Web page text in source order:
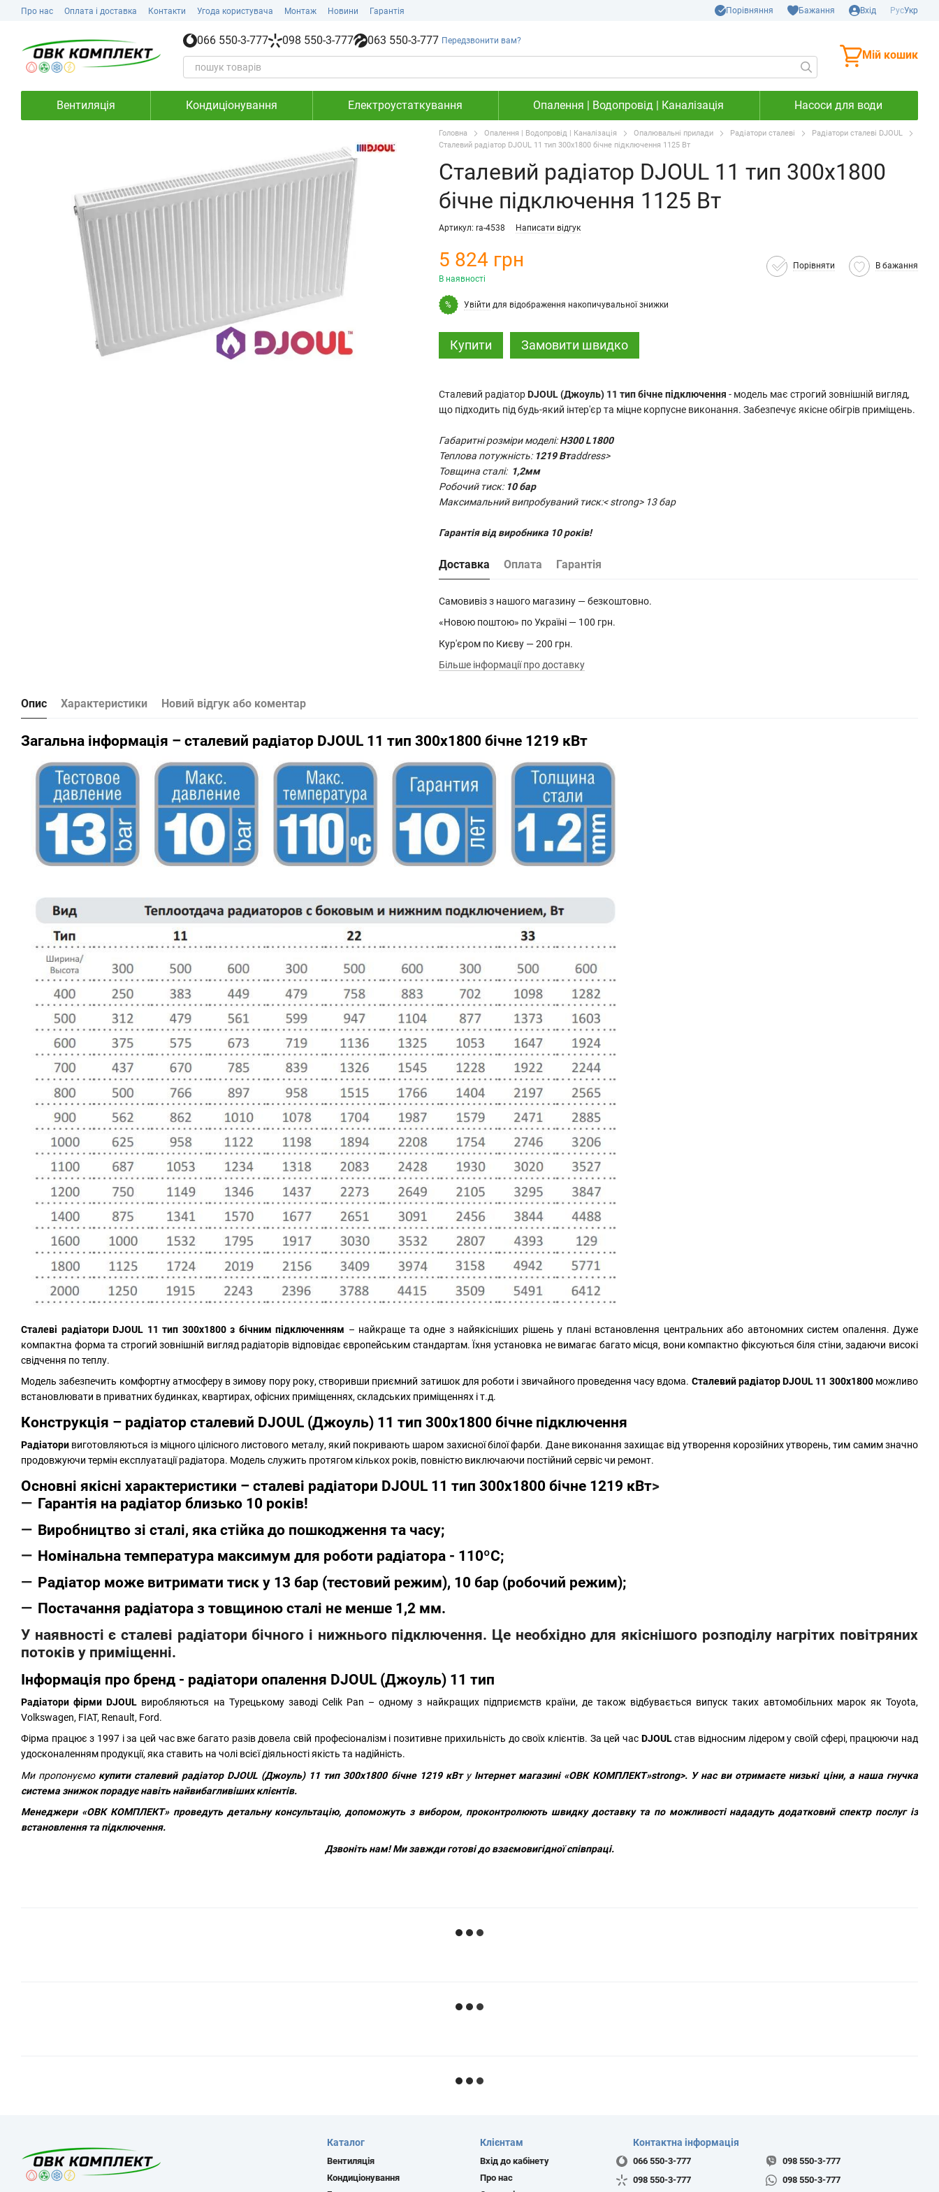
Перейти до основного контенту
Про нас Оплата і доставка Контакти Угода користувача Монтаж Новини Гарантія Порівняння Бажання Вхід РусУкр
066 550-3-777 098 550-3-777 063 550-3-777 Передзвонити вам?
Мій кошик
Вентиляція Кондиціонування Електроустаткування Опалення | Водопровід | Каналізація Насоси для води
Головна Опалення | Водопровід | Каналізація Опалювальні прилади Радіатори сталеві
Радіатори сталеві DJOUL
Сталевий радіатор DJOUL 11 тип 300х1800 бічне підключення 1125 Вт
Сталевий радіатор DJOUL 11 тип 300х1800
бічне підключення 1125 Вт
Артикул: ra-4538 Написати відгук
5 824 грн
В наявності
Порівняти В бажання
% Увійти для відображення накопичувальної знижки
Купити Замовити швидко
Сталевий радіаторDJOUL (Джоуль) 11 тип бічне підключення - модель має строгий зовнішній вигляд,
що підходить під будь-який інтер'єр та міцне корпусне виконання. Забезпечує якісне обігрів приміщень.
Габаритні розміри моделі: H300 L1800
Теплова потужність:1219 Втaddress>
Товщина сталі: 1,2мм
Робочий тиск:10 бар
Максимальний випробуваний тиск:< strong> 13 бар
Гарантія від виробника 10 років!
Доставка Оплата Гарантія
Самовивіз з нашого магазину — безкоштовно.
«Новою поштою» по Україні — 100 грн.
Кур'єром по Києву — 200 грн.
Більше інформації про доставку
Опис Характеристики Новий відгук або коментар
Загальна інформація – сталевий радіатор DJOUL 11 тип 300х1800 бічне 1219 кВт
Сталеві радіаториDJOUL 11 тип 300х1800 з бічним підключенням – найкраще та одне з найякісніших рішень у плані встановлення центральних або автономних систем опалення. Дуже
компактна форма та строгий зовнішній вигляд радіаторів відповідає європейським стандартам. Їхня установка не вимагає багато місця, вони компактно фіксуються біля стіни, задаючи високі
свідчення по теплу.
Модель забезпечить комфортну атмосферу в зимову пору року, створивши приємний затишок для роботи і звичайного проведення часу вдома. Сталевий радіатор DJOUL 11 300х1800можливо
встановлювати в приватних будинках, квартирах, офісних приміщеннях, складських приміщеннях і т.д.
Конструкція – радіатор сталевий DJOUL (Джоуль) 11 тип 300х1800 бічне підключення
Радіатори виготовляються із міцного цілісного листового металу, який покривають шаром захисної білої фарби. Дане виконання захищає від утворення корозійних утворень, тим самим значно
продовжуючи термін експлуатації радіатора. Модель служить протягом кількох років, повністю виключаючи постійний сервіс чи ремонт.
Основні якісні характеристики – сталеві радіатори DJOUL 11 тип 300х1800 бічне 1219 кВт>
Гарантія на радіатор близько 10 років!
Виробництво зі сталі, яка стійка до пошкодження та часу;
Номінальна температура максимум для роботи радіатора - 110ºС;
Радіатор може витримати тиск у 13 бар (тестовий режим), 10 бар (робочий режим);
Постачання радіатора з товщиною сталі не менше 1,2 мм.
У наявності є сталеві радіатори бічного і нижнього підключення. Це необхідно для якіснішого розподілу нагрітих повітряних
потоків у приміщенні.
Інформація про бренд - радіатори опалення DJOUL (Джоуль) 11 тип
Радіатори фірми DJOUL виробляються на Турецькому заводі Celik Pan – одному з найкращих підприємств країни, де також відбувається випуск таких автомобільних марок як Toyota,
Volkswagen, FIAT, Renault, Ford.
Фірма працює з 1997 і за цей час вже багато разів довела свій професіоналізм і позитивне прихильність до своїх клієнтів. За цей час DJOULстав відносним лідером у своїй сфері, працюючи над
удосконаленням продукції, яка ставить на чолі всієї діяльності якість та надійність.
Ми пропонуємо купити сталевий радіаторDJOUL (Джоуль) 11 тип 300х1800 бічне 1219 кВт у Інтернет магазині «ОВК КОМПЛЕКТ»strong>. У нас ви отримаєте низькі ціни, а наша гнучка
система знижок порадує навіть найвибагливіших клієнтів.
Менеджери «ОВК КОМПЛЕКТ»проведуть детальну консультацію, допоможуть з вибором, проконтролюють швидку доставку та по можливості нададуть додатковий спектр послуг із
встановлення та підключення.
Дзвоніть нам!Ми завжди готові до взаємовигідної співпраці.
Каталог
Вентиляція
Кондиціонування
Клієнтам
Вхід до кабінету
Про нас
Контактна інформація
066 550-3-777
098 550-3-777
098 550-3-777
098 550-3-777